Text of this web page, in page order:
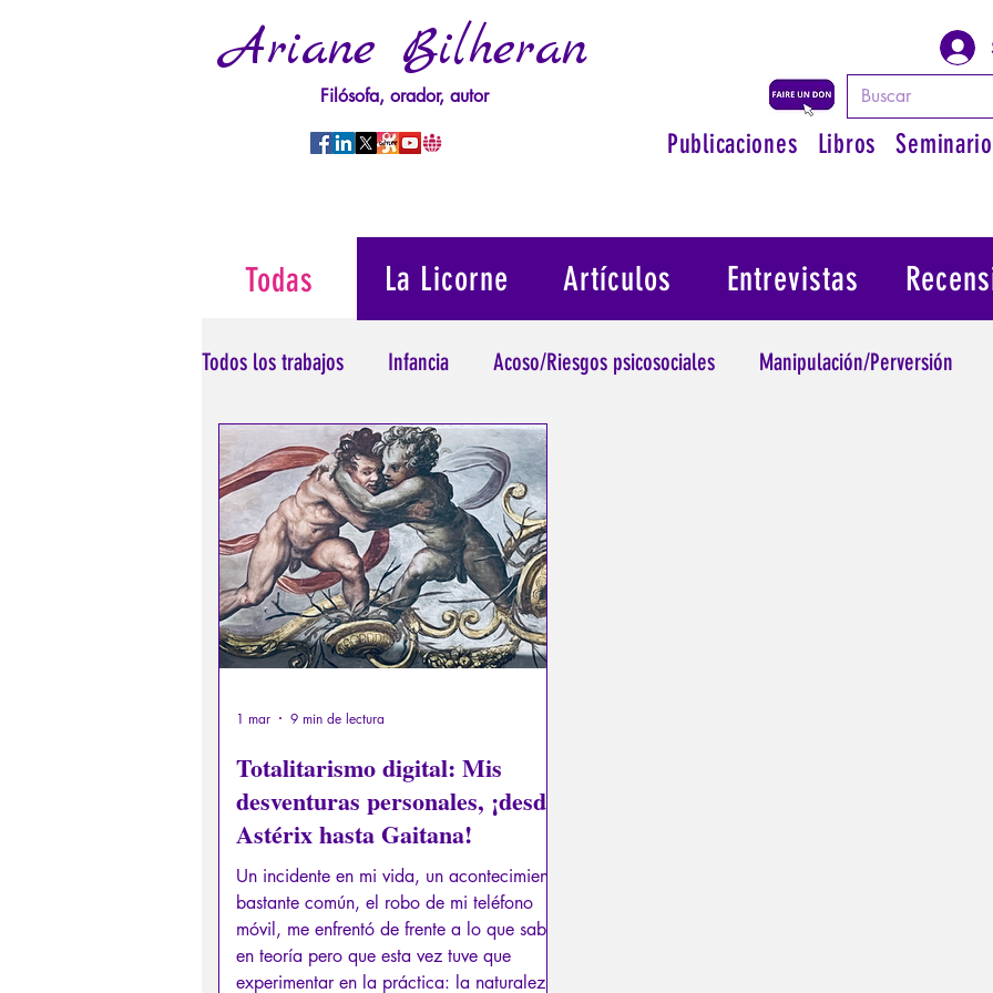
Ariane Bilheran
Filósofa, orador, autor
Publicaciones Libros
Todos los trabajos Infancia Acoso/Riesgos psicosociales Manipulación/Perversión
Psicopatología del Poder Traumatismo
Derechos sexuales/Educación sexual
Filosofando por los mitos griegos
Filosofía Conferencias
Totalitarismo digital: Mis
desventuras personales, ¡desde
Astérix hasta Gaitana!
Un incidente en mi vida, un acontecimiento
bastante común, el robo de mi teléfono
móvil, me enfrentó de frente a lo que sabía
en teoría pero que esta vez tuve que
experimentar en la práctica: la naturaleza
1 mar 9 min de lectura
La Licorne Artículos
Todas Entrevistas